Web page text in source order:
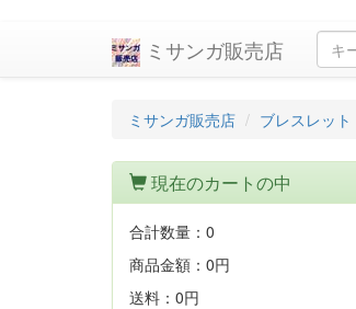
ミサンガ販売店
ミサンガ販売店 ブレスレット
現在のカートの中
合計数量： 0
商品金額： 0円
送料： 0円